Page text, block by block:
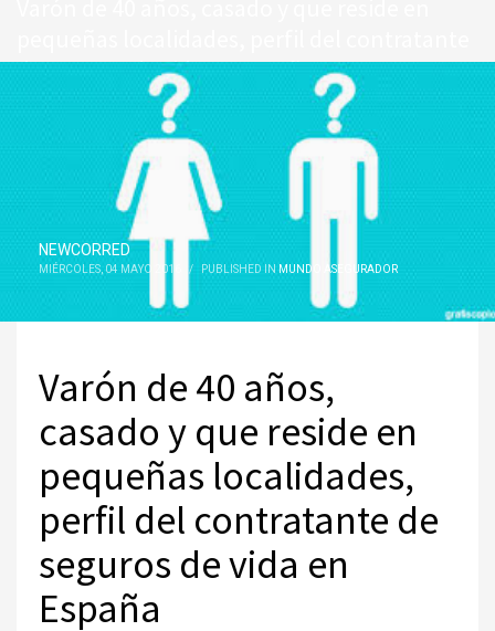
de seguros de vida en España
NEWCORRED
MIÉRCOLES, 04 MAYO 2016 / PUBLISHED IN MUNDO ASEGURADOR
Varón de 40 años,
casado y que reside en
pequeñas localidades,
perfil del contratante de
seguros de vida en
España